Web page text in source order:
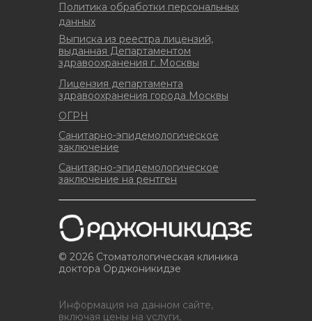
ОГРН
Санитарно-эпидемологическое
заключение
Санитарно-эпидемологическое
заключение на рентген
Выписка из реестра лицензий,
выданная Департаментом
здравоохранения г. Москвы
Лицензия департамента
здравоохранения города Москвы
Политика обработки персональных
данных
Информация на данном сайте,
включая цены на услуги,
© 2026 Стоматологическая клиника
доктора Орджоникидзе